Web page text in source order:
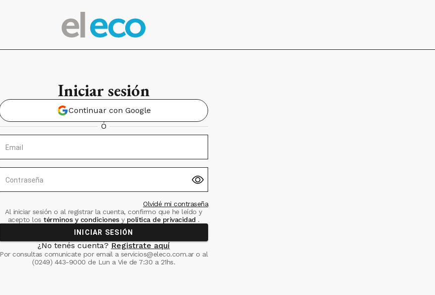
Iniciar sesión
Continuar con Google
Ó
Email
Contraseña
Olvidé mi contraseña
Al iniciar sesión o al registrar la cuenta, confirmo que he leído y
acepto los términos y condiciones ypolítica de privacidad .
INICIAR SESIÓN
¿No tenés cuenta? Registrate aquí
Por consultas comunicate por email a servicios@eleco.com.aro al
(0249) 443-9000 de Lun a Vie de 7:30 a 21hs.